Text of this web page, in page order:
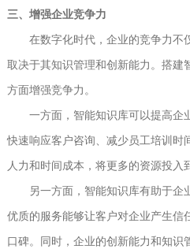
三、增强企业竞争力
在数字化时代，企业的竞争力不
取决于其知识管理和创新能力。搭建
方面增强竞争力。
一方面，智能知识库可以提高企
快速响应客户咨询、减少员工培训时
人力和时间成本，将更多的资源投入
另一方面，智能知识库有助于企业
优质的服务能够让客户对企业产生信
口碑。同时，企业的创新能力和知识